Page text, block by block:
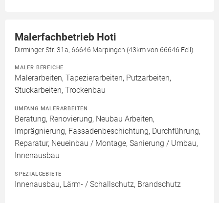
Malerfachbetrieb Hoti
Dirminger Str. 31a, 66646 Marpingen (43km von 66646 Fell)
MALER BEREICHE
Malerarbeiten, Tapezierarbeiten, Putzarbeiten,
Stuckarbeiten, Trockenbau
UMFANG MALERARBEITEN
Beratung, Renovierung, Neubau Arbeiten,
Imprägnierung, Fassadenbeschichtung, Durchführung,
Reparatur, Neueinbau / Montage, Sanierung / Umbau,
Innenausbau
SPEZIALGEBIETE
Innenausbau, Lärm- / Schallschutz, Brandschutz